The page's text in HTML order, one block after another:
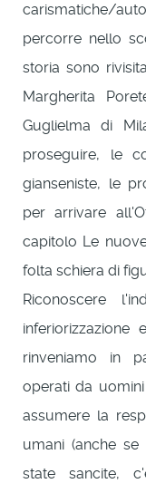
carismatiche/
percorre nello
storia sono
Margherita
Guglielma di
proseguire, le
gianseniste, le
per arrivare
capitolo Le
folta schiera di
Riconoscere
rinveniamo in
operati da
assumere la
umani (anche
state sancite,